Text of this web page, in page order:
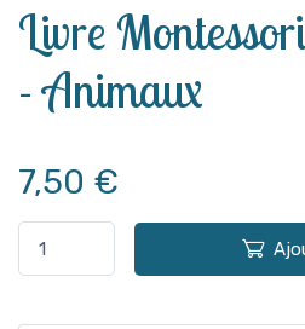
Livre
- Animaux
7,50 €